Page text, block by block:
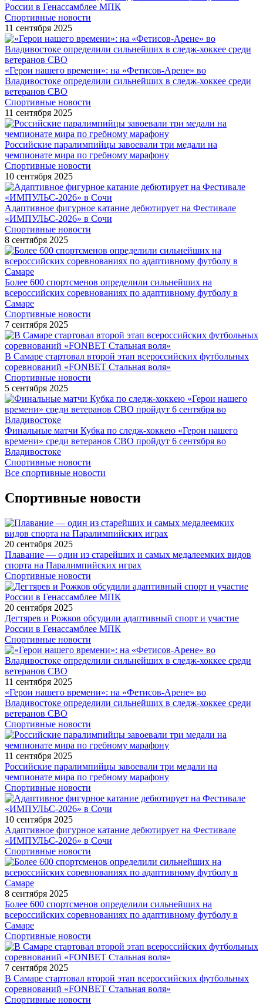
России в Генассамблее МПК
Спортивные новости
11 сентября 2025
«Герои нашего времени»: на «Фетисов-Арене» во
Владивостоке определили сильнейших в следж-хоккее среди
ветеранов СВО
Спортивные новости
11 сентября 2025
Российские паралимпийцы завоевали три медали на
чемпионате мира по гребному марафону
Спортивные новости
10 сентября 2025
Адаптивное фигурное катание дебютирует на Фестивале
«ИМПУЛЬС-2026» в Сочи
Спортивные новости
8 сентября 2025
Более 600 спортсменов определили сильнейших на
всероссийских соревнованиях по адаптивному футболу в
Самаре
Спортивные новости
7 сентября 2025
В Самаре стартовал второй этап всероссийских футбольных
соревнований «FONBET Стальная воля»
Спортивные новости
5 сентября 2025
Финальные матчи Кубка по следж-хоккею «Герои нашего
времени» среди ветеранов СВО пройдут 6 сентября во
Владивостоке
Спортивные новости
Все спортивные новости
Спортивные новости
20 сентября 2025
Плавание — один из старейших и самых медалеемких видов
спорта на Паралимпийских играх
Спортивные новости
20 сентября 2025
Дегтярев и Рожков обсудили адаптивный спорт и участие
России в Генассамблее МПК
Спортивные новости
11 сентября 2025
«Герои нашего времени»: на «Фетисов-Арене» во
Владивостоке определили сильнейших в следж-хоккее среди
ветеранов СВО
Спортивные новости
11 сентября 2025
Российские паралимпийцы завоевали три медали на
чемпионате мира по гребному марафону
Спортивные новости
10 сентября 2025
Адаптивное фигурное катание дебютирует на Фестивале
«ИМПУЛЬС-2026» в Сочи
Спортивные новости
8 сентября 2025
Более 600 спортсменов определили сильнейших на
всероссийских соревнованиях по адаптивному футболу в
Самаре
Спортивные новости
7 сентября 2025
В Самаре стартовал второй этап всероссийских футбольных
соревнований «FONBET Стальная воля»
Спортивные новости